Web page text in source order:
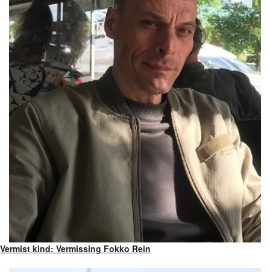
Vermist kind: Vermissing Fokko Rein